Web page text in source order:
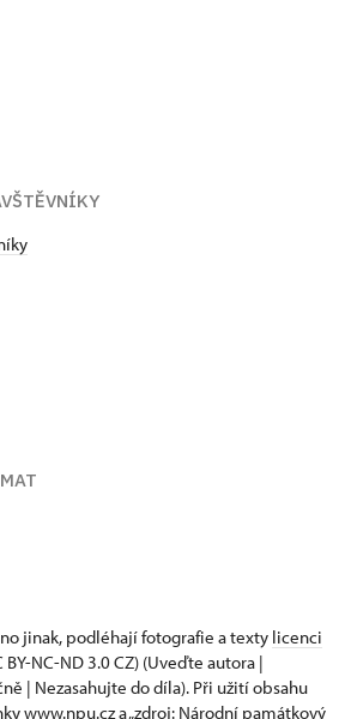
jinak, podléhají fotografie a texty licenci
BY-NC-ND 3.0 CZ) (Uveďte autora |
| Nezasahujte do díla). Při užití obsahu
www.npu.cz a „zdroj: Národní památkový